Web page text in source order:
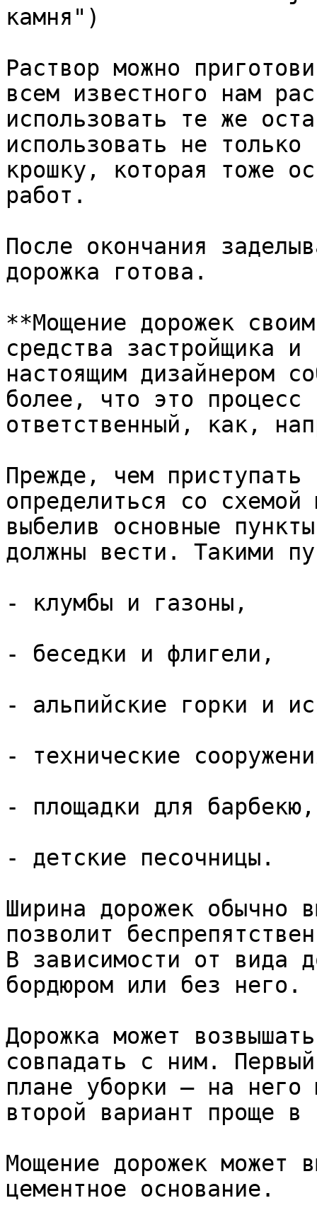
камня")
Раствор можно
всем известного нам
использовать те же
использовать не
крошку, которая тоже
работ.
После окончания
дорожка готова.
**Мощение дорожек
средства застройщика и
настоящим дизайнером
более, что это процесс
ответственный, как,
Прежде, чем
определиться со
выбелив основные
должны вести. Такими
- клумбы и газоны,
- беседки и флигели,
- альпийские горки и
- технические
- площадки для барбекю,
- детские песочницы.
Ширина дорожек обычно
позволит
В зависимости от вида
бордюром или без него.
Дорожка может
совпадать с ним.
плане уборки – на него
второй вариант проще в
Мощение дорожек может
цементное основание.